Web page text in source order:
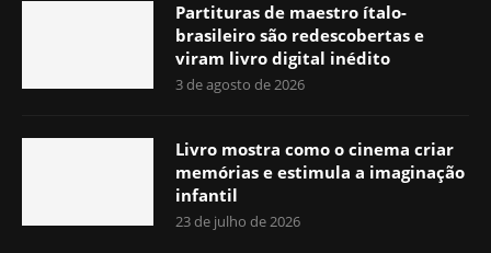
Partituras de maestro ítalo-
brasileiro são redescobertas e
viram livro digital inédito
3 de agosto de 2026
Livro mostra como o cinema criar
memórias e estimula a imaginação
infantil
23 de julho de 2026